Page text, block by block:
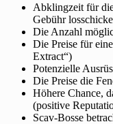
Abklingzeit für
Gebühr
Die Anzahl
Die Preise für
Extract“)
Potenzielle
Die Preise die
Höhere Chance,
(positive
Scav-Bosse